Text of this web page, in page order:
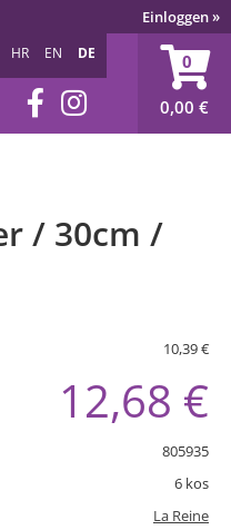
Einloggen»
0
0,00 €
HR EN DE
/ 30cm /
10,39 €
12,68 €
805935
6 kos
La Reine